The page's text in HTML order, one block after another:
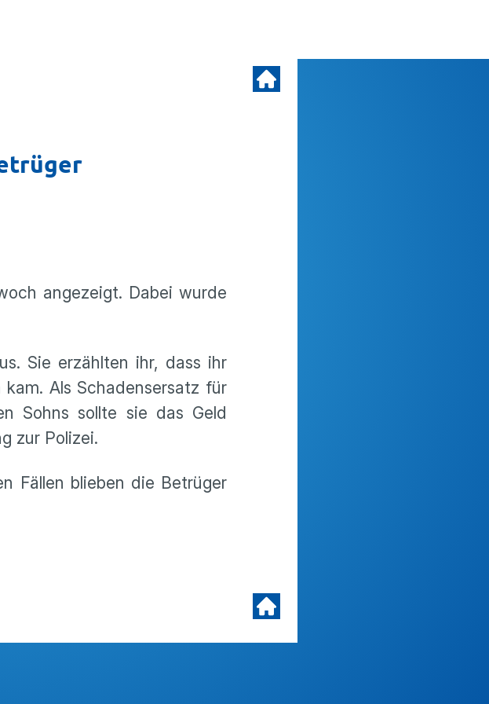
angezeigt. Dabei wurde
Sie erzählten ihr, dass ihr
Als Schadensersatz für
Sohns sollte sie das Geld
zur Polizei.
Fällen blieben die Betrüger